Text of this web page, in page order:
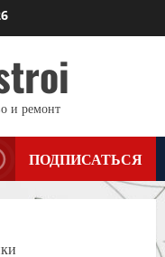
и ремонт
ПОДПИСАТЬСЯ